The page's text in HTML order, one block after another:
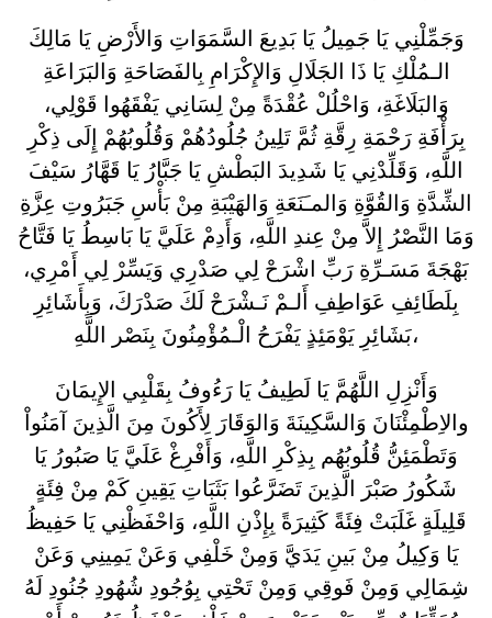
وَجَمِّلْنِي يَا جَمِيلُ يَا بَدِيعَ السَّمَوَاتِ وَالأَرْضِ يَا مَالِكَ
الـمُلْكِ يَا ذَا الجَلَالِ وَالإِكْرَامِ بِالفَصَاحَةِ وَالبَرَاعَةِ
وَالبَلَاغَةِ، وَاحْلُلْ عُقْدَةً مِنْ لِسَانِي يَفْقَهُوا قَوْلِي،
بِرَأْفَةِ رَحْمَةِ رِقَّةِ ثُمَّ تَلِينُ جُلُودُهُمْ وَقُلُوبُهُمْ إِلَى ذِكْرِ
اللَّهِ، وَقَلِّدْنِي يَا شَدِيدَ البَطْشِ يَا جَبَّارُ يَا قَهَّارُ سَيْفَ
الشِّدَّةِ وَالقُوَّةِ وَالمـَنَعَةِ وَالهَيْبَةِ مِنْ بَأْسِ جَبَرُوتِ عِزَّةِ
وَمَا النَّصْرُ إِلاَّ مِنْ عِندِ اللَّهِ، وَأَدِمْ عَلَيَّ يَا بَاسِطُ يَا فَتَّاحُ
بَهْجَةَ مَسَـرِّةِ رَبِّ اشْرَحْ لِي صَدْرِي وَيَسِّرْ لِي أَمْرِي،
بِلَطَائِفِ عَوَاطِفِ أَلـمْ نَـشْرَحْ لَكَ صَدْرَكَ، وَبِأَشَائِرِ
بَشَائِرِ يَوْمَئِذٍ يَفْرَحُ الْـمُؤْمِنُونَ بِنَصْر اللَّهِ،
وَأَنْزِلِ اللَّهُمَّ يَا لَطِيفُ يَا رَءُوفُ بِقَلْبِي الإِيمَانَ
والاِطْمِئْنَانَ وَالسَّكِينَةَ وَالوَقَارَ لِأَكُونَ مِنَ الَّذِينَ آمَنُواْ
وَتَطْمَئِنُّ قُلُوبُهُم بِذِكْرِ اللَّهِ، وَأَفْرِغْ عَلَيَّ يَا صَبُورُ يَا
شَكُورُ صَبْرَ الَّذِينَ تَضَرَّعُوا بَثَبَاتِ يَقِينِ كَمْ مِنْ فِئَةٍ
قَلِيلَةٍ غَلَبَتْ فِئَةً كَثِيرَةً بِإِذْنِ اللَّهِ، وَاحْفَظْنِي يَا حَفِيظُ
يَا وَكِيلُ مِنْ بَينِ يَدَيَّ وَمِنْ خَلْفِي وَعَنْ يَمِينِي وَعَنْ
شِمَالِي وَمِنْ فَوقِي وَمِنْ تَحْتِي بِوُجُودِ شُهُودِ جُنُودِ لَهُ